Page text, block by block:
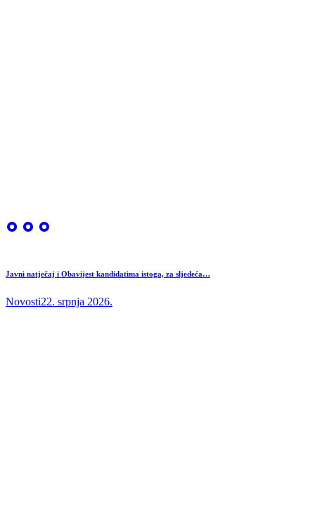
Javni natječaj i Obavijest kandidatima istoga, za sljedeća…
Novosti22. srpnja 2026.